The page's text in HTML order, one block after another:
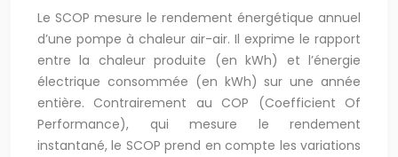
Le SCOP mesure le rendement énergétique annuel
d’une pompe à chaleur air-air. Il exprime le rapport
entre la chaleur produite (en kWh) et l’énergie
électrique consommée (en kWh) sur une année
entière. Contrairement au COP (Coefficient Of
Performance), qui mesure le rendement
instantané, le SCOP prend en compte les variations